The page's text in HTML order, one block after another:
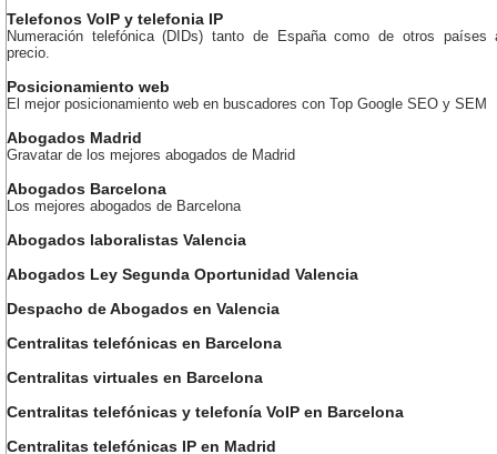
Telefonos VoIP y telefonia IP
Numeración telefónica (DIDs) tanto de España como de otros países
precio.
Posicionamiento web
El mejor posicionamiento web en buscadores con Top Google SEO y SEM
Abogados Madrid
Gravatar de los mejores abogados de Madrid
Abogados Barcelona
Los mejores abogados de Barcelona
Abogados laboralistas Valencia
Abogados Ley Segunda Oportunidad Valencia
Despacho de Abogados en Valencia
Centralitas telefónicas en Barcelona
Centralitas virtuales en Barcelona
Centralitas telefónicas y telefonía VoIP en Barcelona
Centralitas telefónicas IP en Madrid